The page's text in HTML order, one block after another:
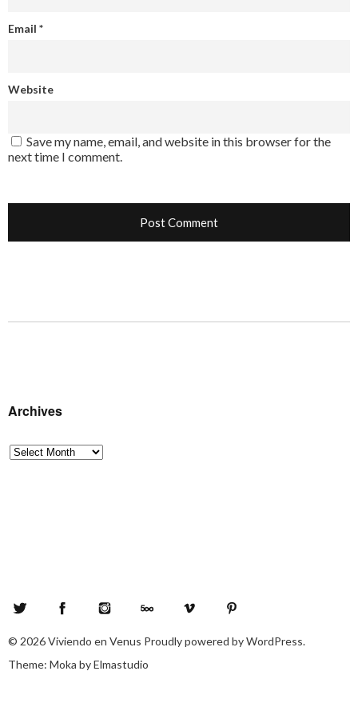
Email *
Website
Save my name, email, and website in this browser for the
next time I comment.
Archives
Archives
© 2026Viviendo en Venus Proudly powered byWordPress.
Theme: Moka byElmastudio